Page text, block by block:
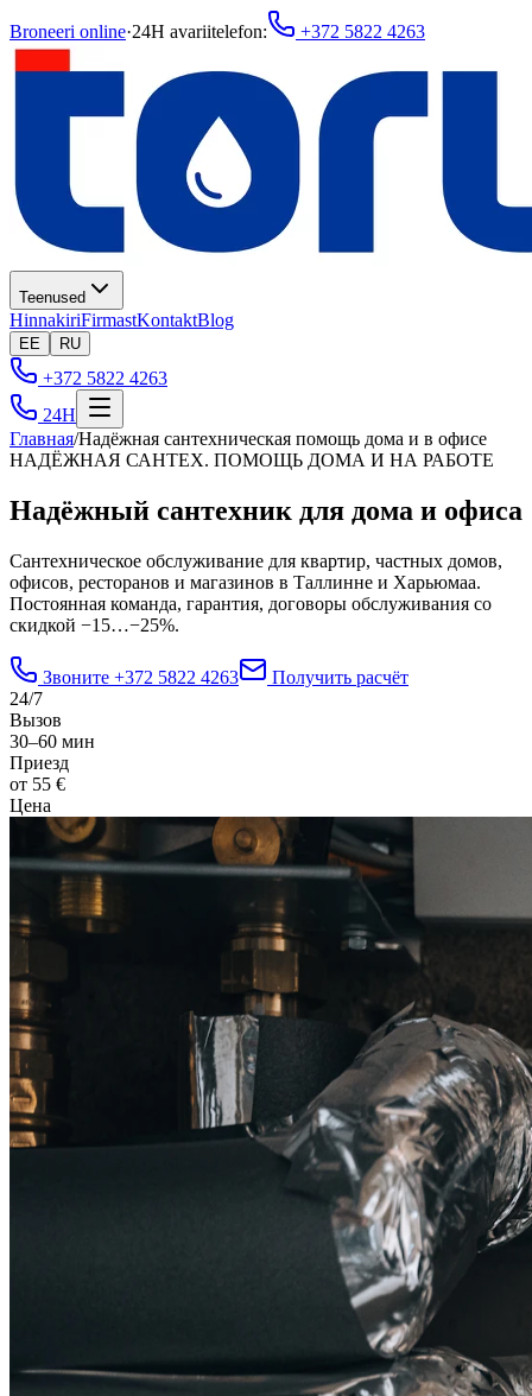
Broneeri online·24H avariitelefon: +372 5822 4263
Teenused
HinnakiriFirmastKontaktBlog
EE RU
+372 5822 4263
24H
Главная/Надёжная сантехническая помощь дома и в офисе
НАДЁЖНАЯ САНТЕХ. ПОМОЩЬ ДОМА И НА РАБОТЕ
Надёжный сантехник для дома и офиса
Сантехническое обслуживание для квартир, частных домов,
офисов, ресторанов и магазинов в Таллинне и Харьюмаа.
Постоянная команда, гарантия, договоры обслуживания со
скидкой −15…−25%.
Звоните +372 5822 4263
Получить расчёт
24/7
Вызов
30–60 мин
Приезд
от 55 €
Цена